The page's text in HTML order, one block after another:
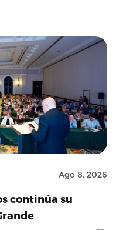
Ago 8, 2026
continúa su